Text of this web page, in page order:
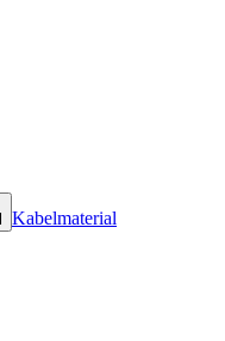
Kabelmaterial